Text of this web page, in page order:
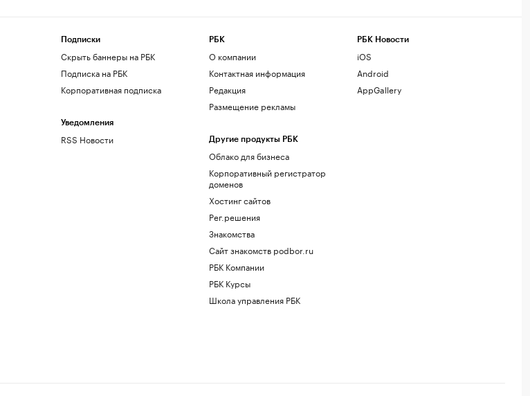
Подписки
Скрыть баннеры на РБК
Подписка на РБК
Корпоративная подписка
Уведомления
RSS Новости
РБК
О компании
Контактная информация
Редакция
Размещение рекламы
Другие продукты РБК
Облако для бизнеса
Корпоративный регистратор
доменов
Хостинг сайтов
Рег.решения
Знакомства
Сайт знакомств podbor.ru
РБК Компании
РБК Курсы
Школа управления РБК
РБК Новости
iOS
Android
AppGallery